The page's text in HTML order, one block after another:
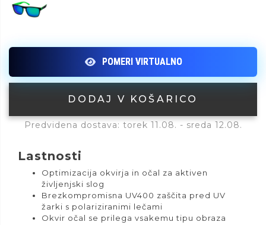
DODAJ V KOŠARICO
Predvidena dostava: torek 11.08. - sreda 12.08.
Lastnosti
Optimizacija okvirja in očal za aktiven
življenjski slog
Brezkompromisna UV400 zaščita pred UV
žarki s polariziranimi lečami
Okvir očal se prilega vsakemu tipu obraza